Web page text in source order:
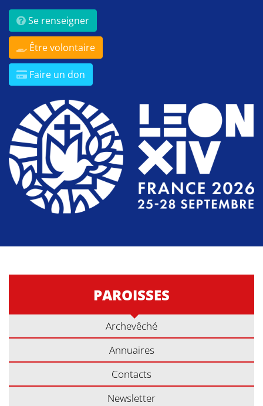
Se renseigner
Être volontaire
Faire un don
PAROISSES
Archevêché
Annuaires
Contacts
Newsletter